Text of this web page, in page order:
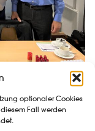
optionaler Cookies
Fall werden
und
tätige